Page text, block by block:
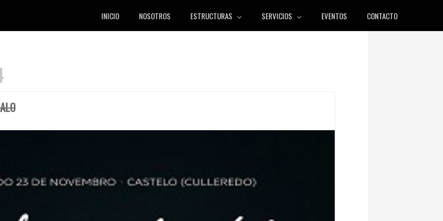
INICIO NOSOTROS ESTRUCTURAS SERVICIOS EVENTOS CONTACTO